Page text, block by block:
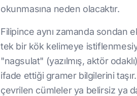
okunmasına neden olacaktır.
Filipince aynı zamanda sondan
tek bir kök kelimeye
"nagsulat" (yazılmış, aktör
ifade ettiği gramer bilgilerini
çevrilen cümleler ya belirsiz ya da